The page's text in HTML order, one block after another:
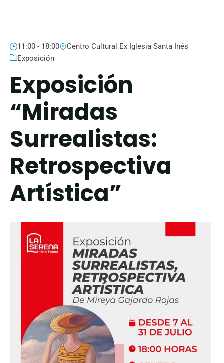
11:00 - 18:00
Centro Cultural Ex Iglesia Santa Inés
Exposición
Exposición
“Miradas
Surrealistas:
Retrospectiva
Artística”